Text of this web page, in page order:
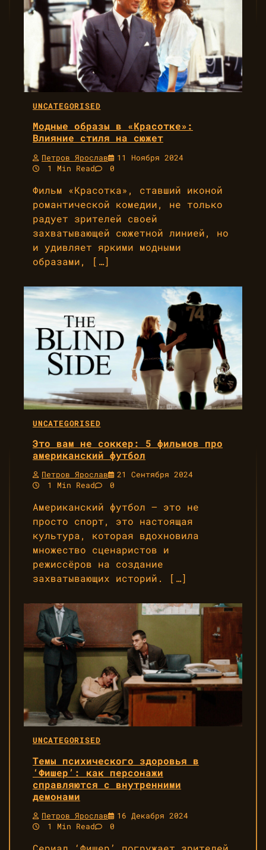
UNCATEGORISED
Модные образы в «Красотке»:
Влияние стиля на сюжет
Петров Ярослав
11 Ноября 2024
1 Min Read
0
Фильм «Красотка», ставший иконой
романтической комедии, не только
радует зрителей своей
захватывающей сюжетной линией, но
и удивляет яркими модными
образами, […]
UNCATEGORISED
Это вам не соккер: 5 фильмов про
американский футбол
Петров Ярослав
21 Сентября 2024
1 Min Read
0
Американский футбол — это не
просто спорт, это настоящая
культура, которая вдохновила
множество сценаристов и
режиссёров на создание
захватывающих историй. […]
UNCATEGORISED
Темы психического здоровья в
‘Фишер’: как персонажи
справляются с внутренними
демонами
Петров Ярослав
16 Декабря 2024
1 Min Read
0